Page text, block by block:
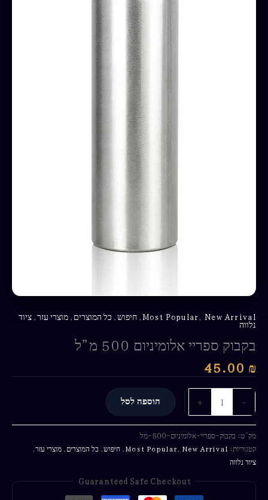
Most Popular, New Arrival
, חיפוש, כל המוצרים , מוצרי עזר, ציוד
נלווה
בקבוק ספריי אלומיניום 500 מ”ל
45.00 ₪
-
+ הוספה לסל
מק"ט: בקבוק-ספריי-אלומיניום-500-מל
קטגוריות:
Most Popular, New Arrival
, חיפוש, כל המוצרים, מוצרי עזר,
ציוד נלווה
Guaranteed Safe Checkout